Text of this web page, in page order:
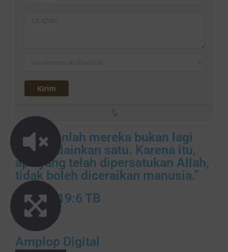
Demikianlah mereka bukan lagi
dua, melainkan satu. Karena itu,
apa yang telah dipersatukan Allah,
tidak boleh diceraikan manusia.”
Matius 19:6 TB
Amplop Digital